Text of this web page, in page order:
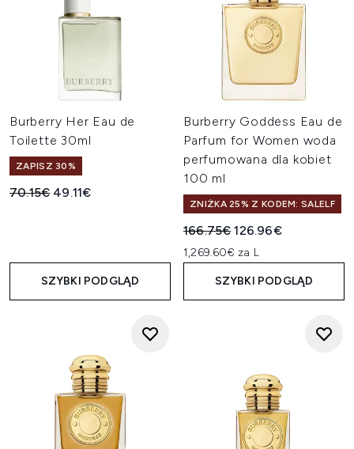
Burberry Her Eau de
Toilette 30ml
ZAPISZ 30%
Sugerowana cena detaliczna:
70.15€ Aktualna cena:
49.11€
SZYBKI PODGLĄD
Burberry Goddess Eau de
Parfum for Women woda
perfumowana dla kobiet
100 ml
ZNIŻKA 25% Z KODEM: SALELF
Sugerowana cena
166.75€Aktualna cena:
126.96€
1,269.60€ za L
SZYBKI PODGLĄD